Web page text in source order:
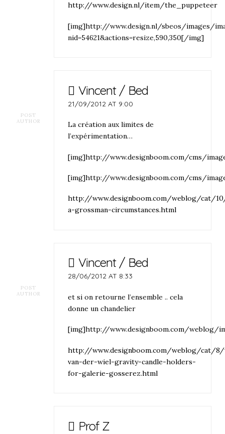
http://www.design.nl/item/the_puppeteer
[img]http://www.design.nl/sbeos/images/
nid=54621&actions=resize,590,350[/img]
POST
AUTHOR
Vincent / Bed
21/09/2012 AT 9:00
La création aux limites de
l’expérimentation…
[img]http://www.designboom.com/cms/
[img]http://www.designboom.com/cms/
http://www.designboom.com/weblog/cat/
a-grossman-circumstances.html
POST
AUTHOR
Vincent / Bed
28/06/2012 AT 8:33
et si on retourne l’ensemble .. cela
donne un chandelier
[img]http://www.designboom.com/weblog/
http://www.designboom.com/weblog/cat/
van-der-wiel-gravity-candle-holders-
for-galerie-gosserez.html
Prof Z